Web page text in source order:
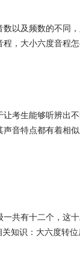
以及频数的不同
，大小六度音程怎
考生能够听辨出
音特点都有着相
共有十二个，这
知识：大六度转